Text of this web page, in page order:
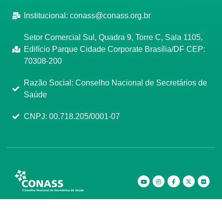
Institucional: conass@conass.org.br
Setor Comercial Sul, Quadra 9, Torre C, Sala 1105,
Edifício Parque Cidade Corporate Brasília/DF CEP:
70308-200
Razão Social: Conselho Nacional de Secretários de
Saúde
CNPJ: 00.718.205/0001-07